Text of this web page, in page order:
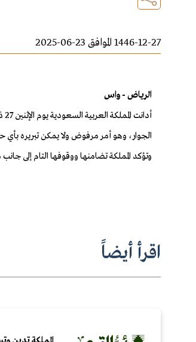
1446-12-27 الموافق 23-06-2025
الرياض - واس
الجوار، وهو أمر مرفوض ولا يمكن تبريره بأي
وتؤكد المملكة تضامنها ووقوفها التام إلى
اقرأ أيضاً